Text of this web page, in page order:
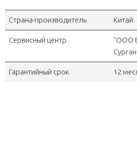
Страна-производитель Китай
Сервисный центр
"OOO
Гарантийный срок 12